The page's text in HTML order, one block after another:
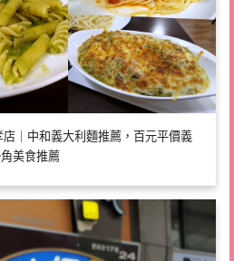
店｜中和義大利麵推薦，百元平價義
美食推薦